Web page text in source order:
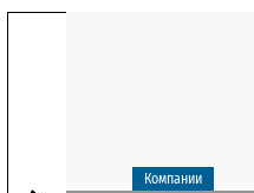
Компании